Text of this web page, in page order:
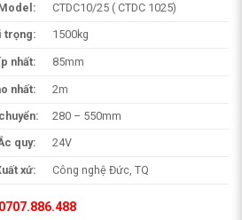
CTDC10/25 ( CTDC 1025)
trọng:
1500kg
nhất: 85mm
nhất:
2m
280 – 550mm
quy:
24V
xứ: Công nghệ Đức, TQ